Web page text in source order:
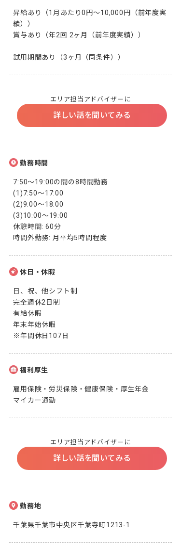
昇給あり（1月あたり0円～10,000円（前年度実
績））
賞与あり（年2回 2ヶ月（前年度実績））
試用期間あり（3ヶ月（同条件））
エリア担当アドバイザーに
詳しい話を聞いてみる
勤務時間
7:50～19:00の間の8時間勤務
(1)7:50～17:00
(2)9:00～18:00
(3)10:00～19:00
休憩時間: 60分
時間外勤務: 月平均5時間程度
休日・休暇
日、祝、他シフト制
完全週休2日制
有給休暇
年末年始休暇
※年間休日107日
福利厚生
雇用保険・労災保険・健康保険・厚生年金
マイカー通勤
エリア担当アドバイザーに
詳しい話を聞いてみる
勤務地
千葉県千葉市中央区千葉寺町1213-1